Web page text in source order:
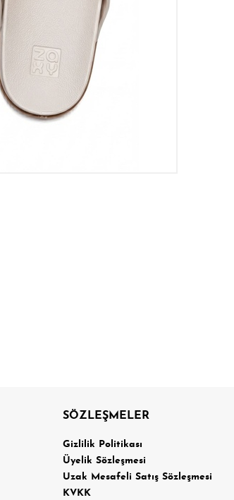
SÖZLEŞMELER
Gizlilik Politikası
Üyelik Sözleşmesi
Uzak Mesafeli Satış Sözleşmesi
KVKK